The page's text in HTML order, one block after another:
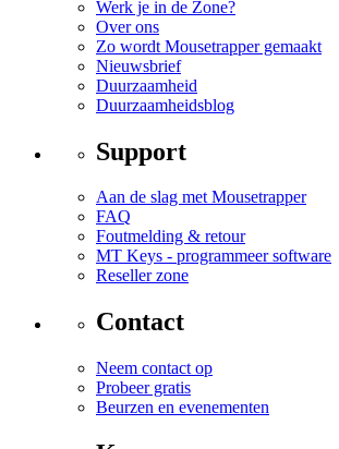
Werk je in de Zone?
Over ons
Zo wordt Mousetrapper gemaakt
Nieuwsbrief
Duurzaamheid
Duurzaamheidsblog
Support
Aan de slag met Mousetrapper
FAQ
Foutmelding & retour
MT Keys - programmeer software
Reseller zone
Contact
Neem contact op
Probeer gratis
Beurzen en evenementen